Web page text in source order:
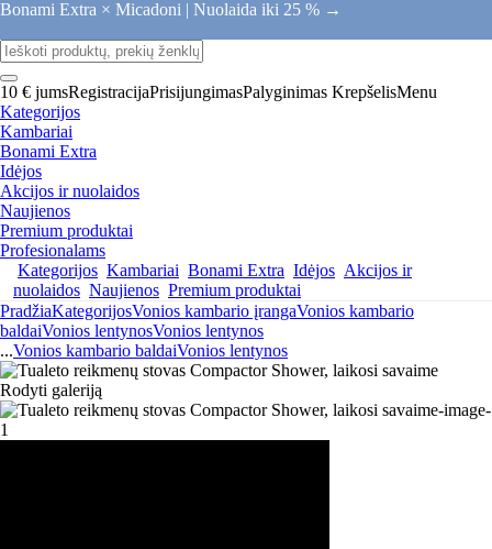
Bonami Extra × Micadoni | Nuolaida iki 25 % →
10 € jumsRegistracijaPrisijungimasPalyginimas KrepšelisMenu
Kategorijos
Kambariai
Bonami Extra
Idėjos
Akcijos ir nuolaidos
Naujienos
Premium produktai
Profesionalams
Kategorijos Kambariai Bonami Extra Idėjos Akcijos ir
nuolaidos Naujienos Premium produktai
PradžiaKategorijosVonios kambario įrangaVonios kambario
baldaiVonios lentynosVonios lentynos
...Vonios kambario baldaiVonios lentynos
Rodyti galeriją